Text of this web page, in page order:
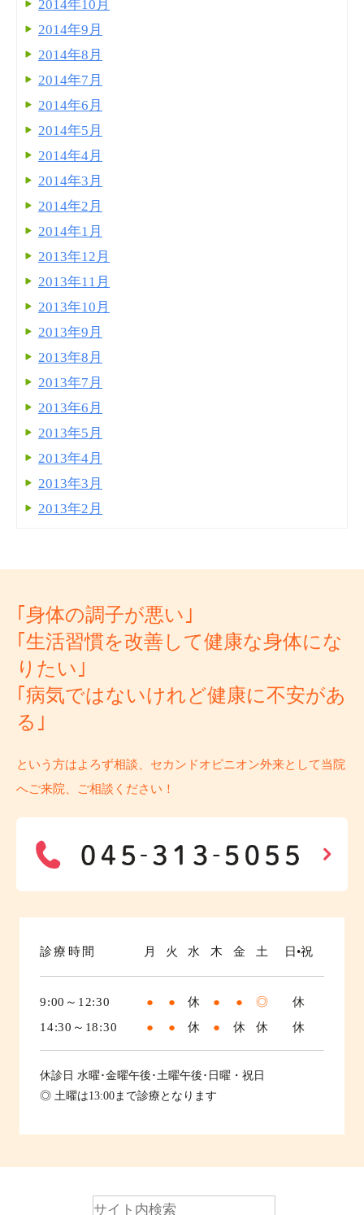
2014年10月
2014年9月
2014年8月
2014年7月
2014年6月
2014年5月
2014年4月
2014年3月
2014年2月
2014年1月
2013年12月
2013年11月
2013年10月
2013年9月
2013年8月
2013年7月
2013年6月
2013年5月
2013年4月
2013年3月
2013年2月
｢身体の調子が悪い｣
｢生活習慣を改善して健康な身体にな
りたい｣
｢病気ではないけれど健康に不安があ
る｣
という方はよろず相談、セカンドオピニオン外来として当院
へご来院、ご相談ください！
診療時間 月 火 水 木 金 土 日•祝
9:00～12:30 ● ● 休 ● ● ◎
休
14:30～18:30
● ● 休 ● 休 休 休
休診日 水曜･金曜午後･土曜午後･日曜・祝日
◎ 土曜は13:00まで診療となります